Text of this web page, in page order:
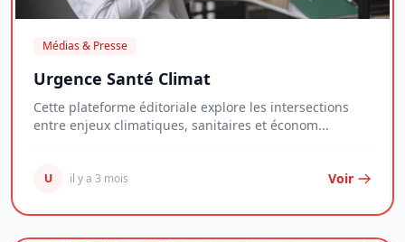
Médias & Presse
Urgence Santé Climat
Cette plateforme éditoriale explore les intersections
entre enjeux climatiques, sanitaires et économ...
U il y a 3 mois Voir